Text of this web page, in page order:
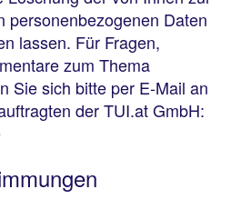
personenbezogenen Daten
lassen. Für Fragen,
zum Thema
Sie sich bitte per E-Mail an
der TUI.at GmbH: